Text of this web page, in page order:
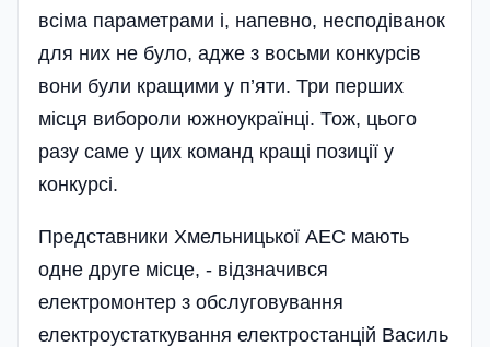
всіма параметрами і, напевно, несподіванок
для них не було, адже з восьми конкурсів
вони були кращими у п’яти. Три перших
місця вибороли южноукраїнці. Тож, цього
разу саме у цих команд кращі позиції у
конкурсі.
Представники Хмельницької АЕС мають
одне друге місце, - відзначився
електромонтер з обслуговування
електроустаткування електростанцій Василь